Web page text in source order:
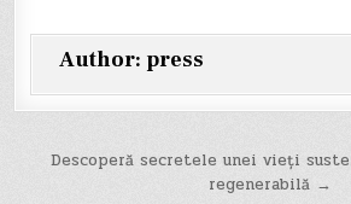
Author: press
Navigare
Descoperă secretele unei vieți
regenerabilă →